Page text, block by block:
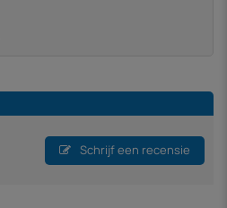
Schrijf een recensie